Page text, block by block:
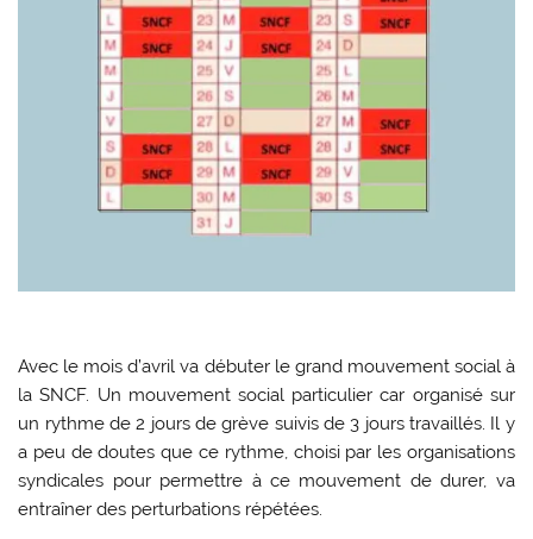
Avec le mois d’avril va débuter le grand mouvement social à
la SNCF. Un mouvement social particulier car organisé sur
un rythme de 2 jours de grève suivis de 3 jours travaillés. Il y
a peu de doutes que ce rythme, choisi par les organisations
syndicales pour permettre à ce mouvement de durer, va
entraîner des perturbations répétées.